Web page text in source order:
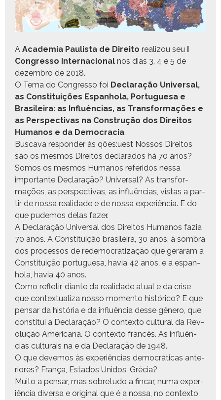
A Acad­e­mia Paulista de Dire­ito real­i­zou seu
Con­gres­so Inter­na­cional nos dias 3, 4 e 5 de
dezem­bro de 2018.
O Tema do Con­gres­so foi Declar­ação Uni­ver­sal,
as Con­sti­tu­ições Espan­ho­la, Por­tugue­sa e
Brasileira: as Influên­cias, as Trans­for­mações e
as Per­spec­ti­vas na Con­strução dos Dire­itos
Humanos e da Democ­ra­cia.
Bus­ca­va respon­der às qões:uest Nos­sos Dire­itos
são os mes­mos Dire­itos declar­a­dos há 70 anos?
Somos os mes­mos Humanos referi­dos nes­sa
impor­tante Declar­ação? Uni­ver­sal? As trans­for­
mações, as per­spec­ti­vas, as influên­cias, vis­tas a par­
tir de nos­sa real­i­dade e de nos­sa exper­iên­cia. E do
que pudemos delas fazer.
A Declar­ação Uni­ver­sal dos Dire­itos Humanos fazia
70 anos. A Con­sti­tu­ição brasileira, 30 anos, à som­bra
dos proces­sos de rede­moc­ra­ti­za­ção que ger­aram a
Con­sti­tu­ição por­tugue­sa, havia 42 anos, e a espan­
ho­la, havia 40 anos.
Como refle­tir, diante da real­i­dade atu­al e da crise
que con­tex­tu­al­iza nos­so momen­to históri­co? E que
pen­sar da história e da influên­cia desse gênero, que
con­sti­tui a Declar­ação? O con­tex­to cul­tur­al da Rev­
olução Amer­i­cana. O con­tex­to francês. As influên­
cias cul­tur­ais na e da Declar­ação de 1948.
O que deve­mos às exper­iên­cias democráti­cas ante­
ri­ores? França, Esta­dos Unidos, Grécia?
Muito a pen­sar, mas sobre­tu­do a fin­car, numa exper­
iên­cia diver­sa e orig­i­nal que é a nos­sa, no con­tex­to